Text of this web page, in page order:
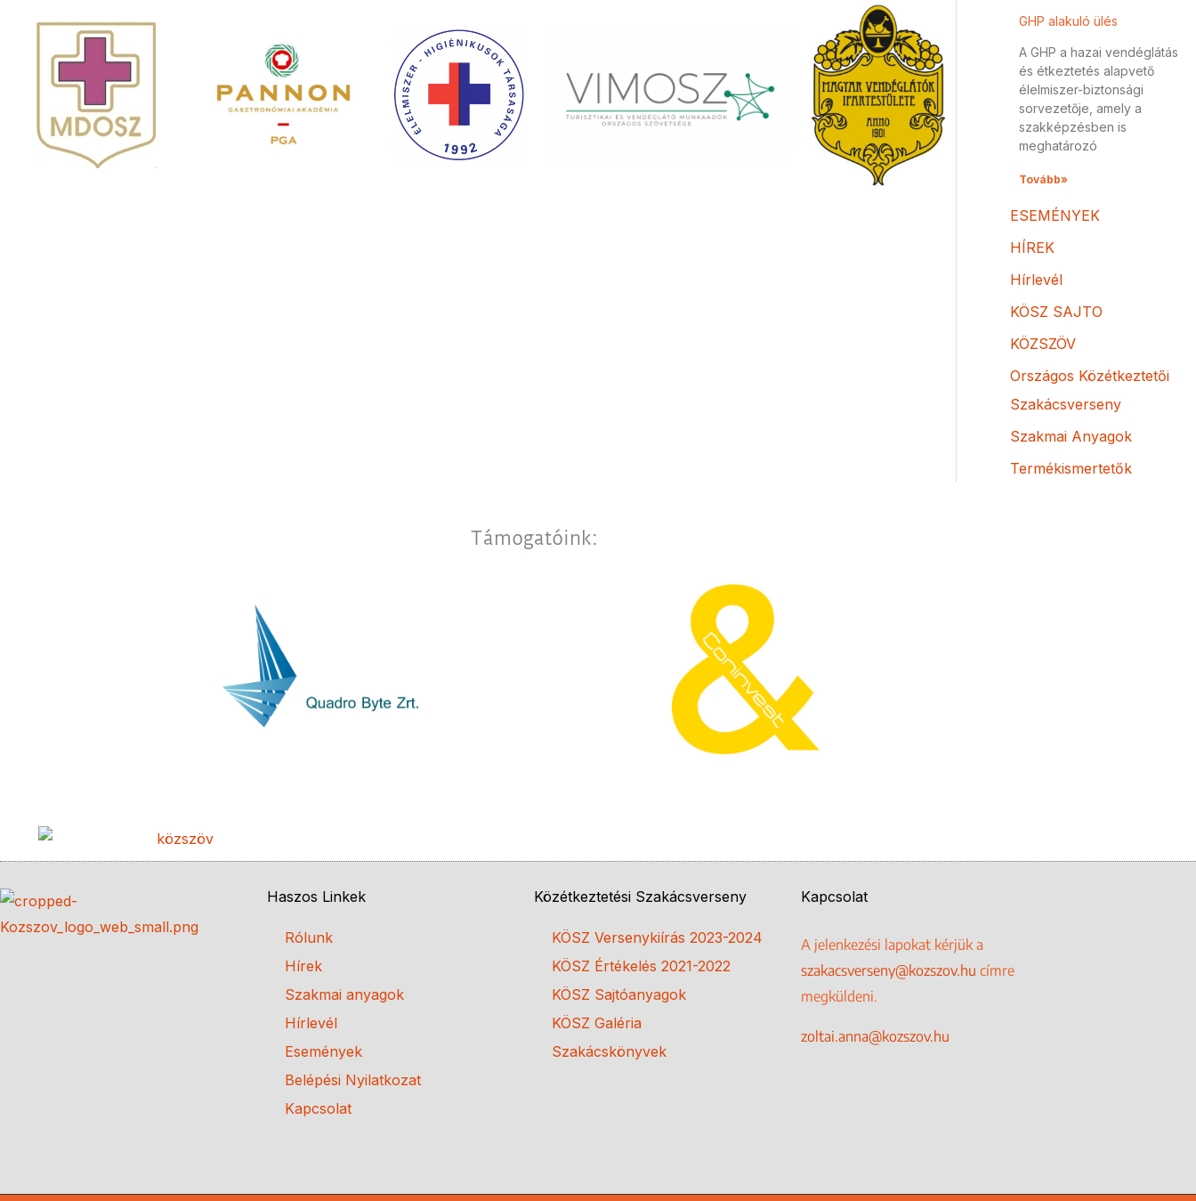
GHP alakuló ülés
A GHP a hazai vendéglátás
és étkeztetés alapvető
élelmiszer-biztonsági
sorvezetője, amely a
szakképzésben is
meghatározó
Tovább»
ESEMÉNYEK
HÍREK
Hírlevél
KÖSZ SAJTO
KÖZSZÖV
Országos Közétkeztetői
Szakácsverseny
Szakmai Anyagok
Termékismertetők
Támogatóink:
Haszos Linkek
Rólunk
Hírek
Szakmai anyagok
Hírlevél
Események
Belépési Nyilatkozat
Kapcsolat
Közétkeztetési Szakácsverseny
KÖSZ Versenykiírás 2023-2024
KÖSZ Értékelés 2021-2022
KÖSZ Sajtóanyagok
KÖSZ Galéria
Szakácskönyvek
Kapcsolat
A jelenkezési lapokat kérjük a
szakacsverseny@kozszov.hu címre
megküldeni.
zoltai.anna@kozszov.hu